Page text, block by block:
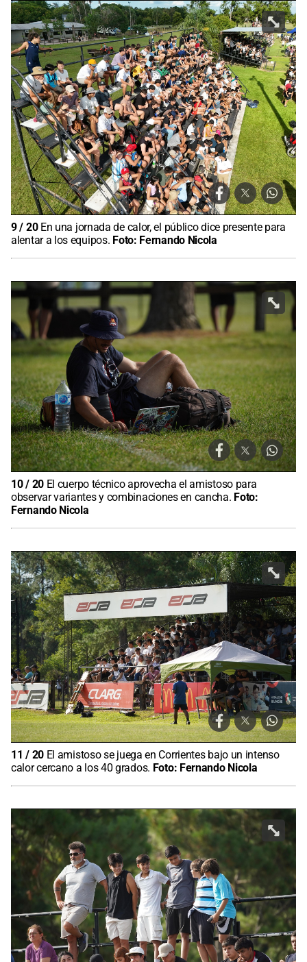
9/ 20 En una jornada de calor, el público dice presente para
alentar a los equipos. Foto: Fernando Nicola
10/ 20 El cuerpo técnico aprovecha el amistoso para
observar variantes y combinaciones en cancha. Foto:
Fernando Nicola
11 / 20 El amistoso se juega en Corrientes bajo un intenso
calor cercano a los 40 grados. Foto: Fernando Nicola